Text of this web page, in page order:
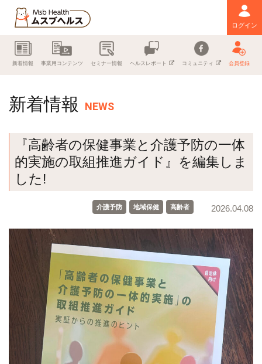
ログイン
新着情報 事業用コンテンツ セミナー情報 ヘルスレポート コミュニティ 会員登録
新着情報 NEWS
『高齢者の保健事業と介護予防の一体
的実施の取組推進ガイド』を編集しま
した!
介護予防 地域保健 高齢者 2026.04.08